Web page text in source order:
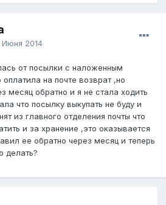
Июня 2014
от посылки с наложенным
на почте возврат ,но
месяц обратно и я не стала ходить
что посылку выкупать не буду и
из главного отделения почты что
и за хранение ,это оказывается
ее обратно через месяц и теперь
делать?